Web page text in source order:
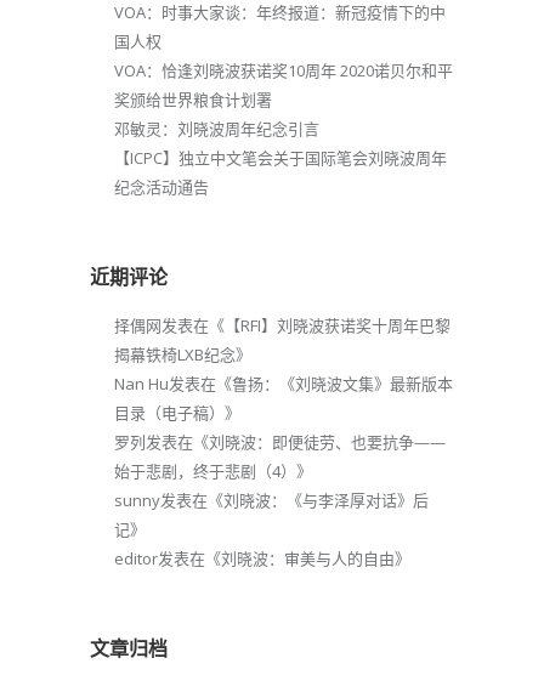
VOA：时事大家谈：年终报道：新冠疫情下的中
国人权
VOA：恰逢刘晓波获诺奖10周年 2020诺贝尔和平
奖颁给世界粮食计划署
邓敏灵：刘晓波周年纪念引言
【ICPC】独立中文笔会关于国际笔会刘晓波周年
纪念活动通告
近期评论
择偶网发表在《 【RFI】刘晓波获诺奖十周年巴黎
揭幕铁椅LXB纪念》
Nan Hu发表在《鲁扬：《刘晓波文集》最新版本
目录（电子稿） 》
罗列发表在《刘晓波：即便徒劳、也要抗争——
始于悲剧，终于悲剧（4） 》
sunny发表在《刘晓波：《与李泽厚对话》后
记》
editor发表在《刘晓波：审美与人的自由》
文章归档